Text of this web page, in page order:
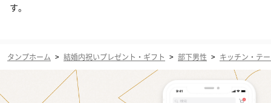
す。
タンプホーム > 結婚内祝いプレゼント・ギフト > 部下男性 > キッチン・テ